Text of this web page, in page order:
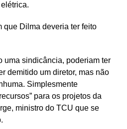
que Dilma deveria ter feito
uma sindicância, poderiam ter
demitido um diretor, mas não
Simplesmente
para os projetos da
ministro do TCU que se